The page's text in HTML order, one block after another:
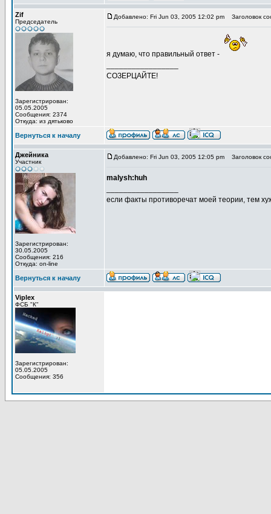
Zif
Председатель
Зарегистрирован:
05.05.2005
Сообщения: 2374
Откуда: из дятьково
Добавлено: Fri Jun 03, 2005 12:02 pm Заголовок
я думаю, что правильный ответ -
СОЗЕРЦАЙТЕ!
Вернуться к началу
Джейника
Участник
Зарегистрирован:
30.05.2005
Сообщения: 216
Откуда: on-line
Добавлено: Fri Jun 03, 2005 12:05 pm Заголовок
malysh:huh
если факты противоречат моей теории, тем
Вернуться к началу
Viplex
ФСБ "К"
Зарегистрирован:
05.05.2005
Сообщения: 356